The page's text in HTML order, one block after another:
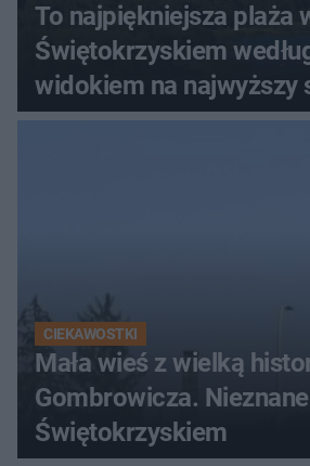
To najpiękniejsza plaża
Świętokrzyskiem
widokiem na najwyższy
Świętokrzyskich
CIEKAWOSTKI
Mała wieś z wielką
Gombrowicza.
Świętokrzyskiem